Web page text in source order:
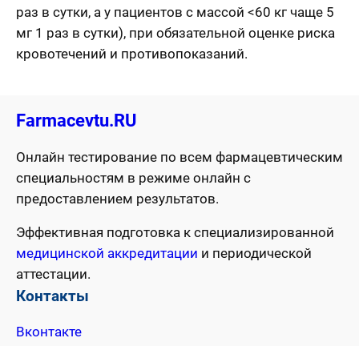
раз в сутки, а у пациентов с массой <60 кг чаще 5
мг 1 раз в сутки), при обязательной оценке риска
кровотечений и противопоказаний.
Farmacevtu.RU
Онлайн тестирование по всем фармацевтическим
специальностям в режиме онлайн с
предоставлением результатов.
Эффективная подготовка к специализированной
медицинской аккредитации и периодической
аттестации.
Контакты
Вконтакте